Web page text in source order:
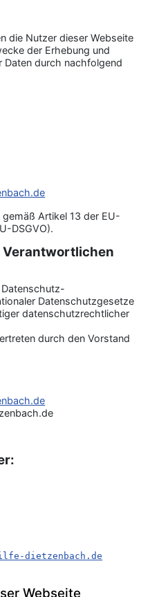
die Nutzer dieser Webseite
der Erhebung und
Daten durch nachfolgend
Artikel 13 der EU-
DSGVO).
Verantwortlichen
Datenschutz-
Datenschutzgesetze
datenschutzrechtlicher
durch den Vorstand
dietzenbach.de
Webseite